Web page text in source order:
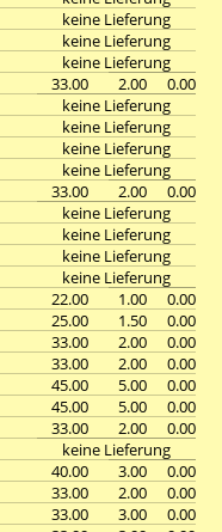
keine Lieferung
keine Lieferung
keine Lieferung
33.00 2.00
0.00
keine Lieferung
keine Lieferung
keine Lieferung
keine Lieferung
33.00 2.00
0.00
keine Lieferung
keine Lieferung
keine Lieferung
keine Lieferung
22.00 1.00
0.00
25.00 1.50
0.00
33.00 2.00
0.00
33.00 2.00
0.00
45.00 5.00
0.00
45.00 5.00
0.00
33.00 2.00
0.00
keine Lieferung
40.00 3.00
0.00
33.00 2.00
0.00
33.00 3.00
0.00